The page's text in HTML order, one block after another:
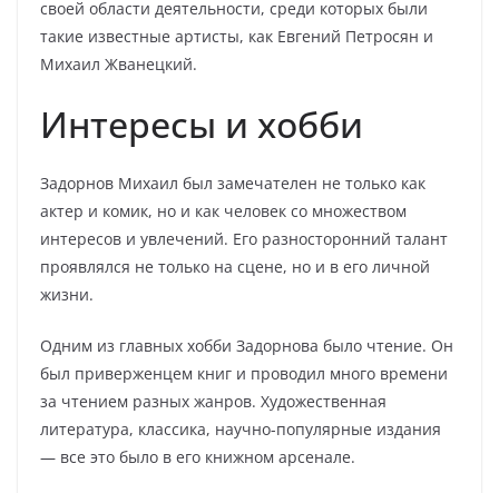
своей области деятельности, среди которых были
такие известные артисты, как Евгений Петросян и
Михаил Жванецкий.
Интересы и хобби
Задорнов Михаил был замечателен не только как
актер и комик, но и как человек со множеством
интересов и увлечений. Его разносторонний талант
проявлялся не только на сцене, но и в его личной
жизни.
Одним из главных хобби Задорнова было чтение. Он
был приверженцем книг и проводил много времени
за чтением разных жанров. Художественная
литература, классика, научно-популярные издания
— все это было в его книжном арсенале.